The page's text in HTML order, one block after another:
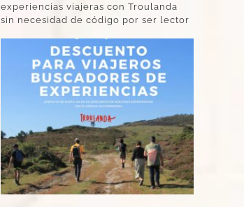
experiencias viajeras con Troulanda
sin necesidad de código por ser lector